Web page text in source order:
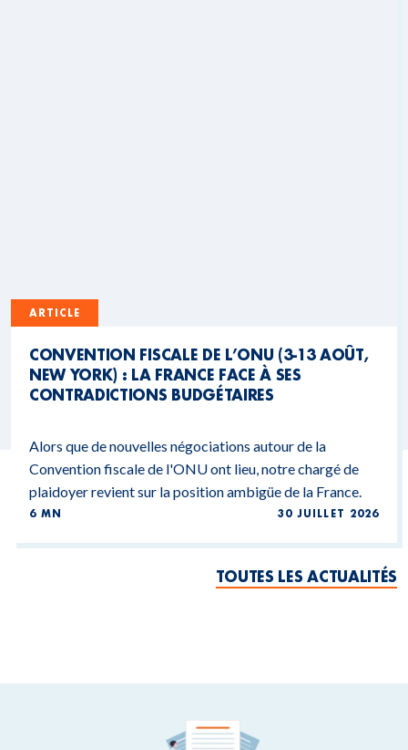
ARTICLE
CONVENTION FISCALE DE L’ONU (3-13 AOÛT,
NEW YORK) : LA FRANCE FACE À SES
CONTRADICTIONS BUDGÉTAIRES
Alors que de nouvelles négociations autour de la
Convention fiscale de l'ONU ont lieu, notre chargé de
plaidoyer revient sur la position ambigüe de la France.
6 MN 30 JUILLET 2026
TOUTES LES ACTUALITÉS